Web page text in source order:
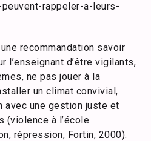
rappeler-a-leurs-
recommandation savoir
l’enseignant d’être vigilants,
ne pas jouer à la
un climat convivial,
avec une gestion juste et
(violence à l’école
répression, Fortin, 2000).